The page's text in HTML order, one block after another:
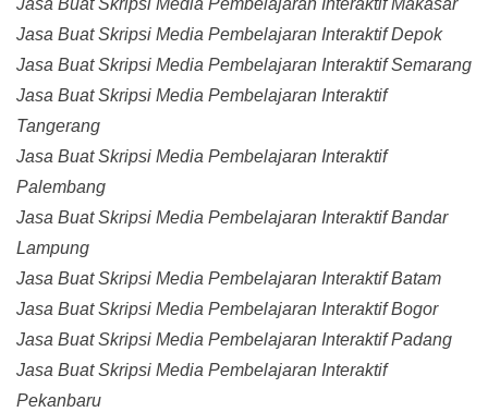
Jasa Buat Skripsi Media Pembelajaran Interaktif Makasar
Jasa Buat Skripsi Media Pembelajaran Interaktif Depok
Jasa Buat Skripsi Media Pembelajaran Interaktif Semarang
Jasa Buat Skripsi Media Pembelajaran Interaktif
Tangerang
Jasa Buat Skripsi Media Pembelajaran Interaktif
Palembang
Jasa Buat Skripsi Media Pembelajaran Interaktif Bandar
Lampung
Jasa Buat Skripsi Media Pembelajaran Interaktif Batam
Jasa Buat Skripsi Media Pembelajaran Interaktif Bogor
Jasa Buat Skripsi Media Pembelajaran Interaktif Padang
Jasa Buat Skripsi Media Pembelajaran Interaktif
Pekanbaru